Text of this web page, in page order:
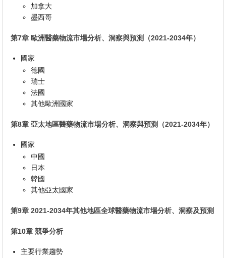
加拿大
墨西哥
第7章 歐洲醫藥物流市場分析、洞察與預測（2021-2034年）
國家
德國
瑞士
法國
其他歐洲國家
第8章 亞太地區醫藥物流市場分析、洞察與預測（2021-2034年）
國家
中國
日本
韓國
其他亞太國家
第9章 2021-2034年其他地區全球醫藥物流市場分析、洞察及預測
第10章 競爭分析
主要行業趨勢